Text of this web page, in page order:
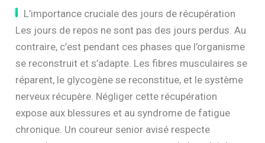
L’importance cruciale des jours de récupération
Les jours de repos ne sont pas des jours perdus. Au
contraire, c’est pendant ces phases que l’organisme
se reconstruit et s’adapte. Les fibres musculaires se
réparent, le glycogène se reconstitue, et le système
nerveux récupère. Négliger cette récupération
expose aux blessures et au syndrome de fatigue
chronique. Un coureur senior avisé respecte